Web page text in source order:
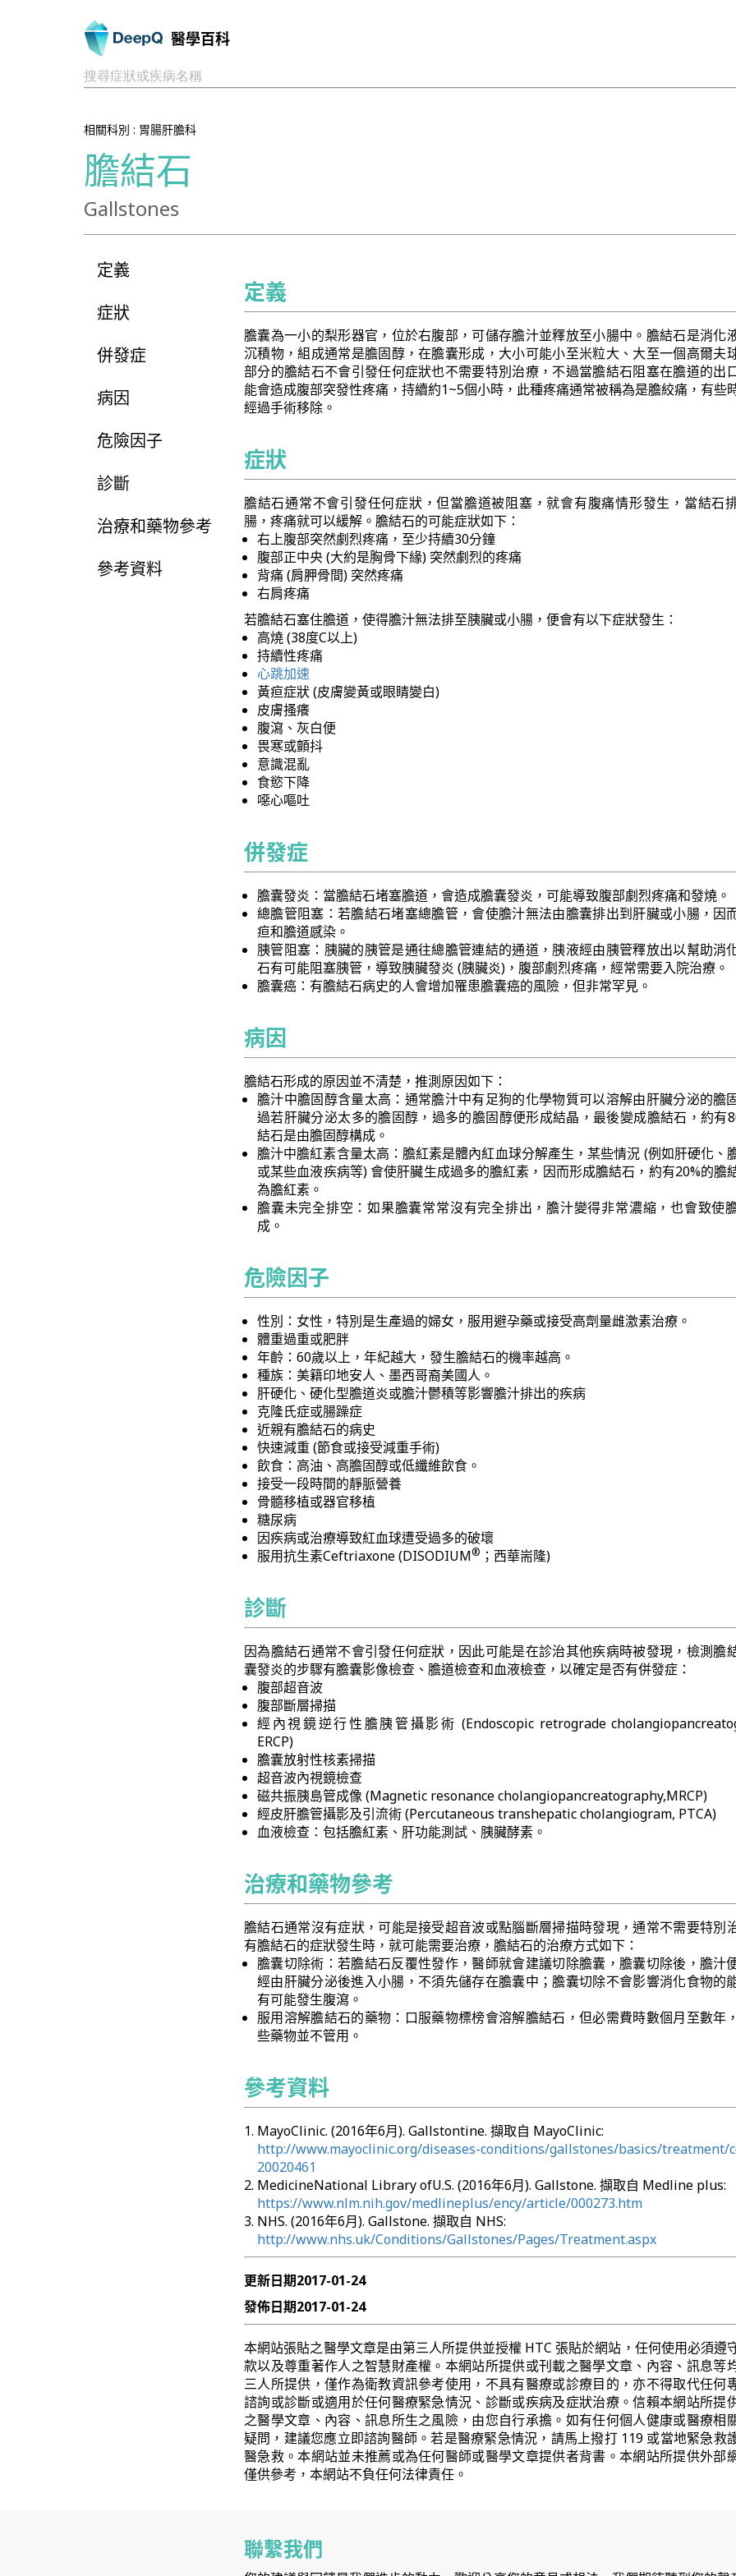
醫學百科
搜尋症狀或疾病名稱
相關科別 : 胃腸肝膽科
膽結石
Gallstones
定義
症狀
併發症
病因
危險因子
診斷
治療和藥物參考
參考資料
定義
膽囊為一小的梨形器官，位於右腹部，可儲存膽汁並釋放至小腸中。膽結石是消化
沉積物，組成通常是膽固醇，在膽囊形成，大小可能小至米粒大、大至一個高爾夫
部分的膽結石不會引發任何症狀也不需要特別治療，不過當膽結石阻塞在膽道的出
能會造成腹部突發性疼痛，持續約1~5個小時，此種疼痛通常被稱為是膽絞痛，有些
經過手術移除。
症狀
膽結石通常不會引發任何症狀，但當膽道被阻塞，就會有腹痛情形發生，當結石
腸，疼痛就可以緩解。膽結石的可能症狀如下：
右上腹部突然劇烈疼痛，至少持續30分鐘
腹部正中央 (大約是胸骨下緣) 突然劇烈的疼痛
背痛 (肩胛骨間) 突然疼痛
右肩疼痛
若膽結石塞住膽道，使得膽汁無法排至胰臟或小腸，便會有以下症狀發生：
高燒 (38度C以上)
持續性疼痛
心跳加速
黃疸症狀 (皮膚變黃或眼睛變白)
皮膚搔癢
腹瀉、灰白便
畏寒或顫抖
意識混亂
食慾下降
噁心嘔吐
併發症
膽囊發炎：當膽結石堵塞膽道，會造成膽囊發炎，可能導致腹部劇烈疼痛和發燒。
總膽管阻塞：若膽結石堵塞總膽管，會使膽汁無法由膽囊排出到肝臟或小腸，因
疸和膽道感染。
胰管阻塞：胰臟的胰管是通往總膽管連結的通道，胰液經由胰管釋放出以幫助消
石有可能阻塞胰管，導致胰臟發炎 (胰臟炎)，腹部劇烈疼痛，經常需要入院治療。
膽囊癌：有膽結石病史的人會增加罹患膽囊癌的風險，但非常罕見。
病因
膽結石形成的原因並不清楚，推測原因如下：
膽汁中膽固醇含量太高：通常膽汁中有足狗的化學物質可以溶解由肝臟分泌的膽
過若肝臟分泌太多的膽固醇，過多的膽固醇便形成結晶，最後變成膽結石，約有
結石是由膽固醇構成。
膽汁中膽紅素含量太高：膽紅素是體內紅血球分解產生，某些情況 (例如肝硬化、
或某些血液疾病等) 會使肝臟生成過多的膽紅素，因而形成膽結石，約有20%的膽
為膽紅素。
膽囊未完全排空：如果膽囊常常沒有完全排出，膽汁變得非常濃縮，也會致使
成。
危險因子
性別：女性，特別是生產過的婦女，服用避孕藥或接受高劑量雌激素治療。
體重過重或肥胖
年齡：60歲以上，年紀越大，發生膽結石的機率越高。
種族：美籍印地安人、墨西哥裔美國人。
肝硬化、硬化型膽道炎或膽汁鬱積等影響膽汁排出的疾病
克隆氏症或腸躁症
近親有膽結石的病史
快速減重 (節食或接受減重手術)
飲食：高油、高膽固醇或低纖維飲食。
接受一段時間的靜脈營養
骨髓移植或器官移植
糖尿病
因疾病或治療導致紅血球遭受過多的破壞
服用抗生素Ceftriaxone (DISODIUM® ；西華耑隆)
診斷
因為膽結石通常不會引發任何症狀，因此可能是在診治其他疾病時被發現，檢測膽
囊發炎的步驟有膽囊影像檢查、膽道檢查和血液檢查，以確定是否有併發症：
腹部超音波
腹部斷層掃描
經內視鏡逆行性膽胰管攝影術 (Endoscopic retrograde
ERCP)
膽囊放射性核素掃描
超音波內視鏡檢查
磁共振胰島管成像 (Magnetic resonance cholangiopancreatography,MRCP)
經皮肝膽管攝影及引流術 (Percutaneous transhepatic cholangiogram, PTCA)
血液檢查：包括膽紅素、肝功能測試、胰臟酵素。
治療和藥物參考
膽結石通常沒有症狀，可能是接受超音波或點腦斷層掃描時發現，通常不需要特別
有膽結石的症狀發生時，就可能需要治療，膽結石的治療方式如下：
膽囊切除術：若膽結石反覆性發作，醫師就會建議切除膽囊，膽囊切除後，膽汁
經由肝臟分泌後進入小腸，不須先儲存在膽囊中；膽囊切除不會影響消化食物的
有可能發生腹瀉。
服用溶解膽結石的藥物：口服藥物標榜會溶解膽結石，但必需費時數個月至數年
些藥物並不管用。
參考資料
MayoClinic. (2016年6月). Gallstontine. 擷取自 MayoClinic:
http://www.mayoclinic.org/diseases-conditions/gallstones/basics/treatment/
20020461
MedicineNational Library ofU.S. (2016年6月). Gallstone. 擷取自 Medline plus:
https://www.nlm.nih.gov/medlineplus/ency/article/000273.htm
NHS. (2016年6月). Gallstone. 擷取自 NHS:
http://www.nhs.uk/Conditions/Gallstones/Pages/Treatment.aspx
更新日期2017-01-24
發佈日期2017-01-24
本網站張貼之醫學文章是由第三人所提供並授權 HTC 張貼於網站，任何使用必須遵
款以及尊重著作人之智慧財產權。本網站所提供或刊載之醫學文章、內容、訊息等
三人所提供，僅作為衛教資訊參考使用，不具有醫療或診療目的，亦不得取代任何
諮詢或診斷或適用於任何醫療緊急情況、診斷或疾病及症狀治療。信賴本網站所提
之醫學文章、內容、訊息所生之風險，由您自行承擔。如有任何個人健康或醫療相
疑問，建議您應立即諮詢醫師。若是醫療緊急情況，請馬上撥打 119 或當地緊急救
醫急救。本網站並未推薦或為任何醫師或醫學文章提供者背書。本網站所提供外部
僅供參考，本網站不負任何法律責任。
聯繫我們